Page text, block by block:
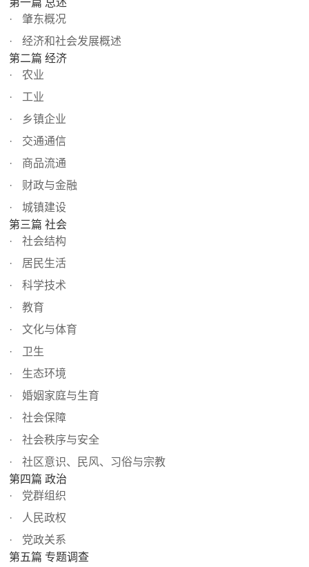
第一篇 总述
肇东概况
经济和社会发展概述
第二篇 经济
农业
工业
乡镇企业
交通通信
商品流通
财政与金融
城镇建设
第三篇 社会
社会结构
居民生活
科学技术
教育
文化与体育
卫生
生态环境
婚姻家庭与生育
社会保障
社会秩序与安全
社区意识、民风、习俗与宗教
第四篇 政治
党群组织
人民政权
党政关系
第五篇 专题调查